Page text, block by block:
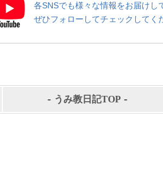
各SNSでも様々な情報をお届けし
ぜひフォローしてチェックしてく
- うみ教日記TOP -